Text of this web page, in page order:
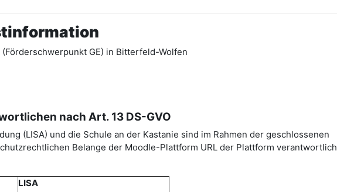
GE) in Bitterfeld-Wolfen
nach Art. 13 DS-GVO
(LISA) und die Schule an der Kastanie sind im Rahmen der geschlossenen
Belange der Moodle-Plattform URL der Plattform verantwortlich
LISA